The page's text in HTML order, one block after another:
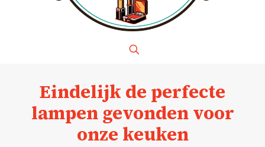
Eindelijk de perfecte
lampen gevonden voor
onze keuken